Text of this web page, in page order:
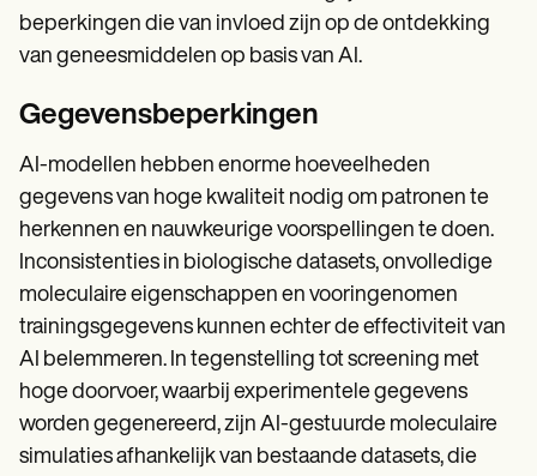
beperkingen die van invloed zijn op de ontdekking
van geneesmiddelen op basis van AI.
Gegevensbeperkingen
AI-modellen hebben enorme hoeveelheden
gegevens van hoge kwaliteit nodig om patronen te
herkennen en nauwkeurige voorspellingen te doen.
Inconsistenties in biologische datasets, onvolledige
moleculaire eigenschappen en vooringenomen
trainingsgegevens kunnen echter de effectiviteit van
AI belemmeren. In tegenstelling tot screening met
hoge doorvoer, waarbij experimentele gegevens
worden gegenereerd, zijn AI-gestuurde moleculaire
simulaties afhankelijk van bestaande datasets, die